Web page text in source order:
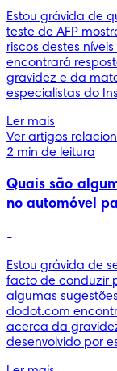
Estou grávida de
teste de AFP
riscos destes
encontrará
gravidez e da
especialistas do
Ler mais
Ver artigos
2 min de leitura
Quais são
no automóvel
-
Estou grávida de
facto de conduzir
algumas
dodot.com
acerca da
desenvolvido por